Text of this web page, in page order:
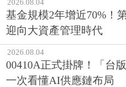
2026.08.04
基金規模2年增近70%！
迎向大資產管理時代
2026.08.04
00410A正式掛牌！「台
一次看懂AI供應鏈布局